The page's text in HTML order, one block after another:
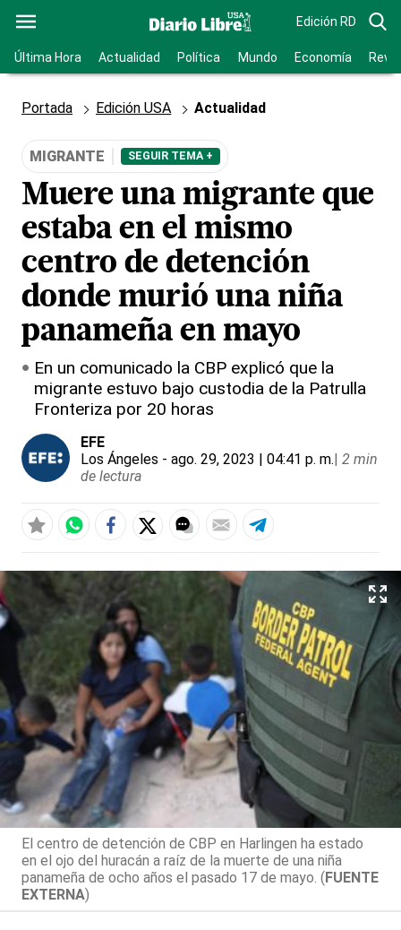
Edición RD
Última Hora Actualidad Política Mundo Economía
Portada Edición USA Actualidad
MIGRANTE SEGUIR TEMA +
Muere una migrante que
estaba en el mismo
centro de detención
donde murió una niña
panameña en mayo
En un comunicado la CBP explicó que la
migrante estuvo bajo custodia de la Patrulla
Fronteriza por 20 horas
EFE
Los Ángeles - ago. 29, 2023 | 04:41 p. m.| 2 min
de lectura
El centro de detención de CBP en Harlingen ha estado
en el ojo del huracán a raíz de la muerte de una niña
panameña de ocho años el pasado 17 de mayo. (FUENTE
EXTERNA)